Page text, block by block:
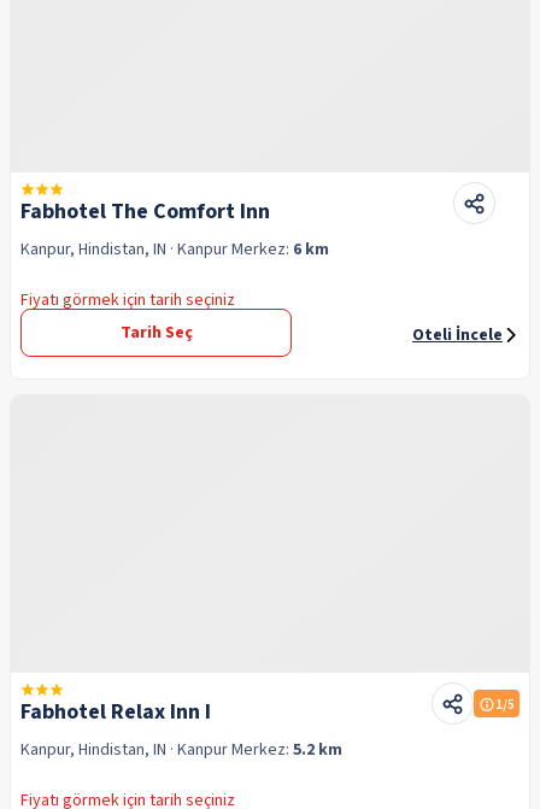
Fabhotel The Comfort Inn
Kanpur, Hindistan, IN · KanpurMerkez: 6 km
Fiyatı görmek için tarih seçiniz
Tarih Seç
Oteli İncele
Fabhotel Relax Inn I 1/5
Kanpur, Hindistan, IN · KanpurMerkez: 5.2 km
Fiyatı görmek için tarih seçiniz